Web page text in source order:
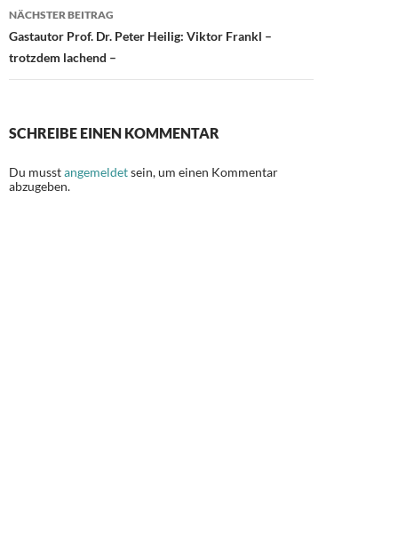
NÄCHSTER BEITRAG
Gastautor Prof. Dr. Peter Heilig: Viktor Frankl –
trotzdem lachend –
SCHREIBE EINEN KOMMENTAR
Du musstangemeldetsein, um einen Kommentar
abzugeben.